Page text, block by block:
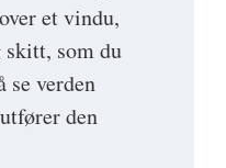
et vindu,
skitt, som du
se verden
den